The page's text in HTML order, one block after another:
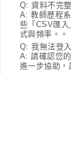
Q: 資料不完
A: 教師歷程
些「CSV匯
式與頻率。。
Q: 我無法登
A: 請確認您
進一步協助